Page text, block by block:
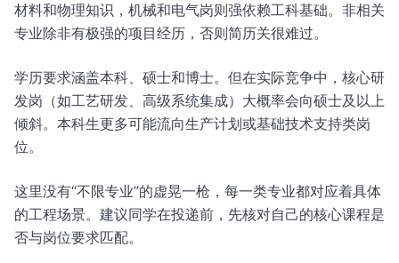
材料和物理知识，机械和电气岗则强依赖工科基础。非相关
专业除非有极强的项目经历，否则简历关很难过。
学历要求涵盖本科、硕士和博士。但在实际竞争中，核心研
发岗（如工艺研发、高级系统集成）大概率会向硕士及以上
倾斜。本科生更多可能流向生产计划或基础技术支持类岗
位。
这里没有“不限专业”的虚晃一枪，每一类专业都对应着具体
的工程场景。建议同学在投递前，先核对自己的核心课程是
否与岗位要求匹配。